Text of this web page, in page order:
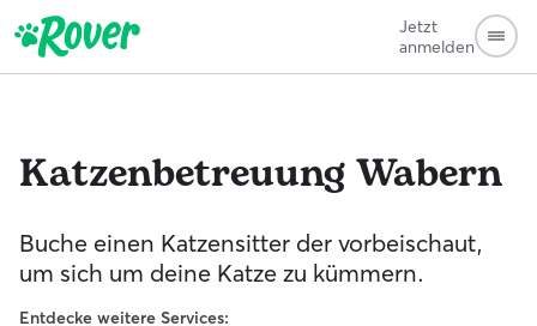
Jetzt
anmelden
KatzenbetreuungWabern
Buche einen Katzensitter der vorbeischaut,
um sich um deine Katze zu kümmern.
Entdecke weitere Services: